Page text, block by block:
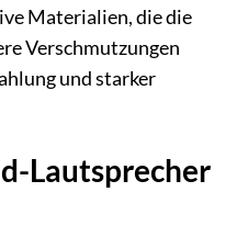
Materialien, die die
Verschmutzungen
und starker
Lautsprecher